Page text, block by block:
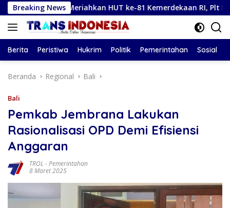
Langsung
ke
konten
Breaking News
Meriahkan HUT ke-81 Kemerdekaan RI, Plt Bupati
Berita Peristiwa Hukrim Politik Pemerintahan Sosial
Beranda Regional Bali
Bali
Pemkab Jembrana Lakukan
Rasionalisasi OPD Demi Efisiensi
Anggaran
TROL -Pemerintahan
8 Maret 2025